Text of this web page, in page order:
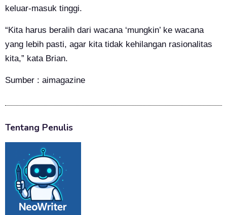
keluar-masuk tinggi.
“Kita harus beralih dari wacana ‘mungkin’ ke wacana
yang lebih pasti, agar kita tidak kehilangan rasionalitas
kita,” kata Brian.
Sumber : aimagazine
Tentang Penulis